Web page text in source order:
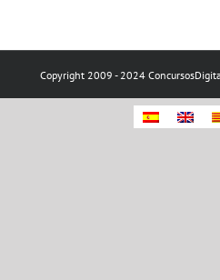
Copyright 2009 - 2024